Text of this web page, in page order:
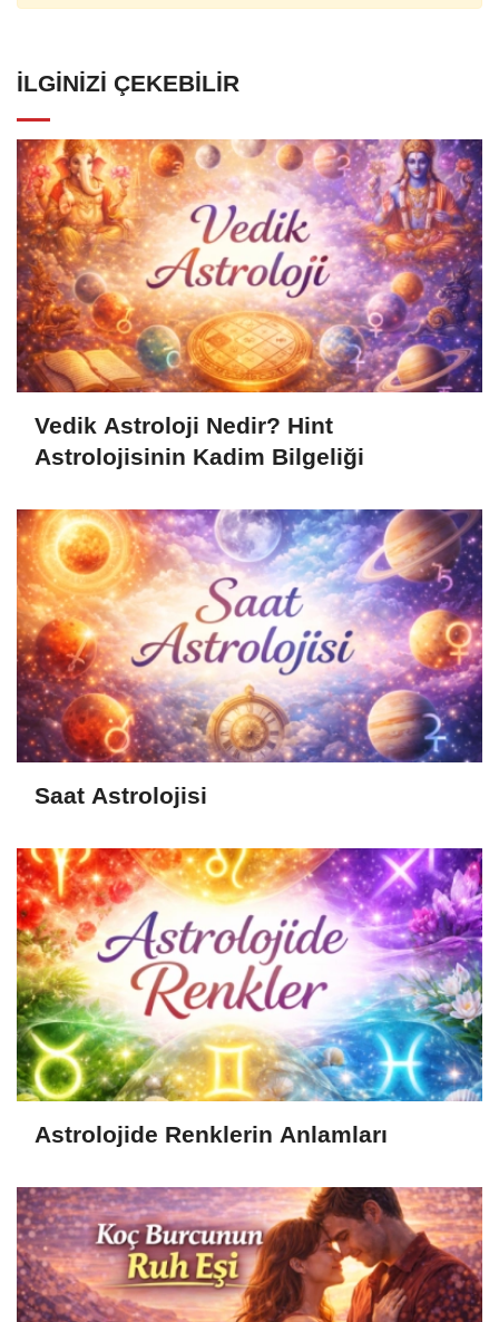
İLGINIZI ÇEKEBILIR
Vedik Astroloji Nedir? Hint
Astrolojisinin Kadim Bilgeliği
Saat Astrolojisi
Astrolojide Renklerin Anlamları